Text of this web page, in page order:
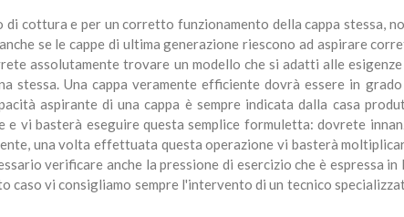
cottura e per un corretto funzionamento della cappa stessa,
se le cappe di ultima generazione riescono ad aspirare
assolutamente trovare un modello che si adatti alle
stessa. Una cappa veramente efficiente dovrà essere in
aspirante di una cappa è sempre indicata dalla casa
vi basterà eseguire questa semplice formuletta: dovrete
una volta effettuata questa operazione vi basterà
verificare anche la pressione di esercizio che è espressa in
vi consigliamo sempre l'intervento di un tecnico